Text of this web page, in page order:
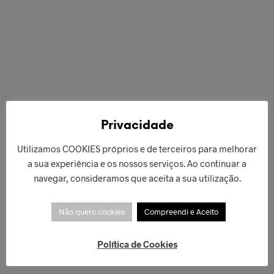
€189,00
Privacidade
Utilizamos COOKIES próprios e de terceiros para melhorar
a sua experiência e os nossos serviços. Ao continuar a
navegar, consideramos que aceita a sua utilização.
Não quero cookies Compreendi e Aceito
Política de Cookies